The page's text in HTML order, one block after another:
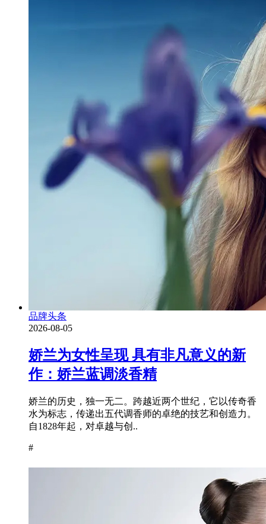
品牌头条
2026-08-05
娇兰为女性呈现 具有非凡意义的新
作：娇兰蓝调淡香精
娇兰的历史，独一无二。跨越近两个世纪，它以传奇香
水为标志，传递出五代调香师的卓绝的技艺和创造力。
自1828年起，对卓越与创..
#